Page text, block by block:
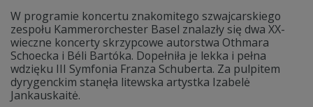
W programie koncertu znakomitego szwajcarskiego
zespołu Kammerorchester Basel znalazły się dwa XX-
wieczne koncerty skrzypcowe autorstwa Othmara
Schoecka i Béli Bartóka. Dopełniła je lekka i pełna
wdzięku III Symfonia Franza Schuberta. Za pulpitem
dyrygenckim stanęła litewska artystka Izabelė
Jankauskaitė.